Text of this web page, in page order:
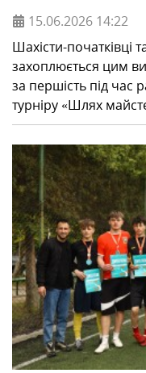
15.06.2026 14:22
Шахісти-початківці
захоплюється цим
за першість під час
турніру «Шлях